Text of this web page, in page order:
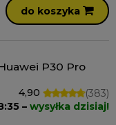
do koszyka
P30 Pro
4,90
(383)
– wysyłka dzisiaj!